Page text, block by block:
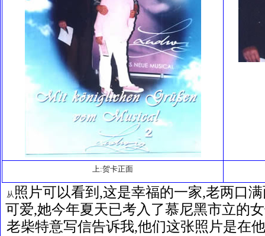
上:贺卡正面
从 照片可以看到,这是幸福的一家,老两口
可爱,她今年夏天已考入了慕尼黑市立的
老柴特意写信告诉我,他们这张照片是在